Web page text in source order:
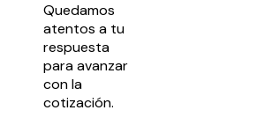
Quedamos
atentos a tu
respuesta
para avanzar
con la
cotización.